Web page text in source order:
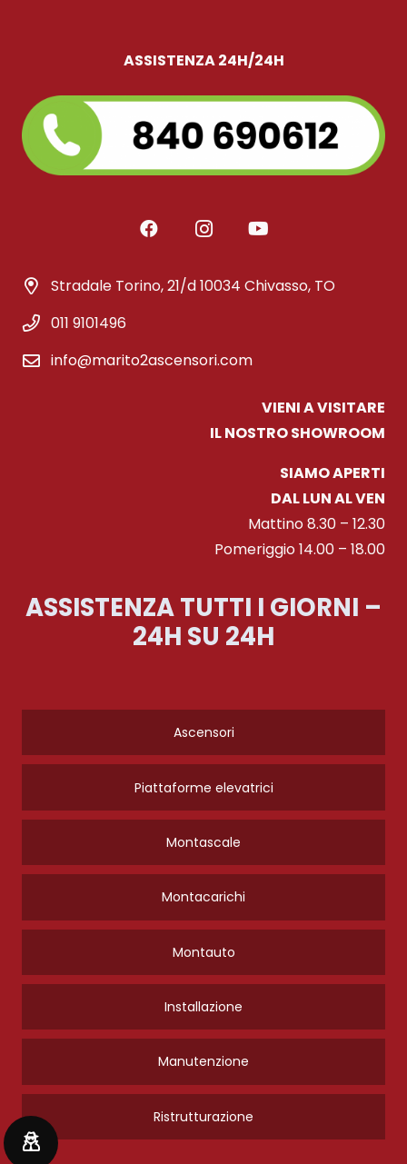
ASSISTENZA 24H/24H
Stradale Torino, 21/d 10034 Chivasso, TO
011 9101496
info@marito2ascensori.com
VIENI A VISITARE
IL NOSTRO SHOWROOM
SIAMO APERTI
DAL LUN AL VEN
Mattino 8.30 – 12.30
Pomeriggio 14.00 – 18.00
ASSISTENZA TUTTI I GIORNI –
24H SU 24H
Ascensori
Piattaforme elevatrici
Montascale
Montacarichi
Montauto
Installazione
Manutenzione
Ristrutturazione